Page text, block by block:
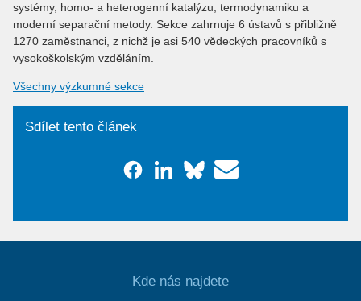
systémy, homo- a heterogenní katalýzu, termodynamiku a
moderní separační metody. Sekce zahrnuje 6 ústavů s přibližně
1270 zaměstnanci, z nichž je asi 540 vědeckých pracovníků s
vysokoškolským vzděláním.
Všechny výzkumné sekce
Sdílet tento článek
Kde nás najdete